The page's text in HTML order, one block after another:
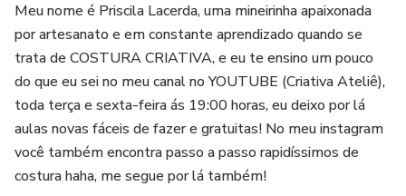
Meu nome é Priscila Lacerda, uma mineirinha apaixonada
por artesanato e em constante aprendizado quando se
trata de COSTURA CRIATIVA, e eu te ensino um pouco
do que eu sei no meu canal no YOUTUBE (Criativa Ateliê),
toda terça e sexta-feira ás 19:00 horas, eu deixo por lá
aulas novas fáceis de fazer e gratuitas! No meu instagram
você também encontra passo a passo rapidíssimos de
costura haha, me segue por lá também!